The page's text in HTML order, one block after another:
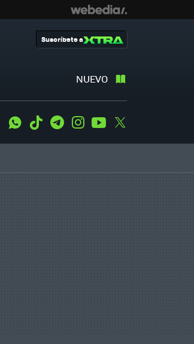
NUEVO
Suscríbete a
WhatsApp
Tiktok TelegramInstagramYoutube